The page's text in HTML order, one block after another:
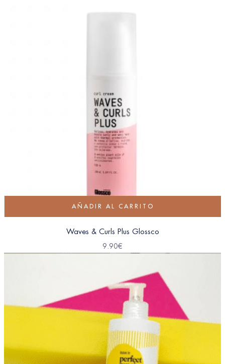
AÑADIR AL CARRITO
Waves & Curls Plus Glossco
9.90€